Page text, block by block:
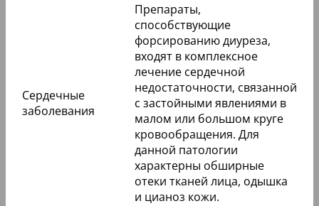
Сердечные
заболевания
Препараты,
способствующие
форсированию диуреза,
входят в комплексное
лечение сердечной
недостаточности, связанной
с застойными явлениями в
малом или большом круге
кровообращения. Для
данной патологии
характерны обширные
отеки тканей лица, одышка
и цианоз кожи.